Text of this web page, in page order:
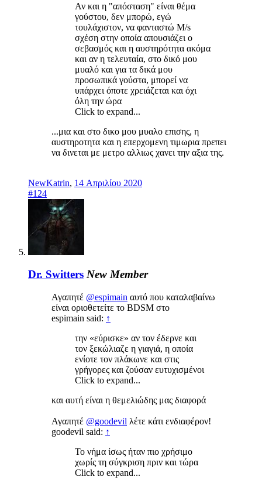
Αν και η "απόσταση" είναι θέμα
γούστου, δεν μπορώ, εγώ
τουλάχιστον, να φανταστώ M/s
σχέση στην οποία απουσιάζει ο
σεβασμός και η αυστηρότητα ακόμα
και αν η τελευταία, στο δικό μου
μυαλό και για τα δικά μου
προσωπικά γούστα, μπορεί να
υπάρχει όποτε χρειάζεται και όχι
όλη την ώρα
Click to expand...
...μια και στο δικο μου μυαλο επισης, η
αυστηροτητα και η επερχομενη τιμωρια πρεπει
να δινεται με μετρο αλλιως χανει την αξια της.
NewKatrin, 14 Απριλίου 2020
#124
Dr. Switters New Member
Αγαπητέ @espimain αυτό που καταλαβαίνω
είναι οριοθετείτε το BDSM στο
espimain said: ↑
την «εύρισκε» αν τον έδερνε και
τον ξεκώλιαζε η γιαγιά, η οποία
ενίοτε τον πλάκωνε και στις
γρήγορες και ζούσαν ευτυχισμένοι
Click to expand...
και αυτή είναι η θεμελιώδης μας διαφορά
Αγαπητέ @goodevil λέτε κάτι ενδιαφέρον!
goodevil said: ↑
Το νήμα ίσως ήταν πιο χρήσιμο
χωρίς τη σύγκριση πριν και τώρα
Click to expand...